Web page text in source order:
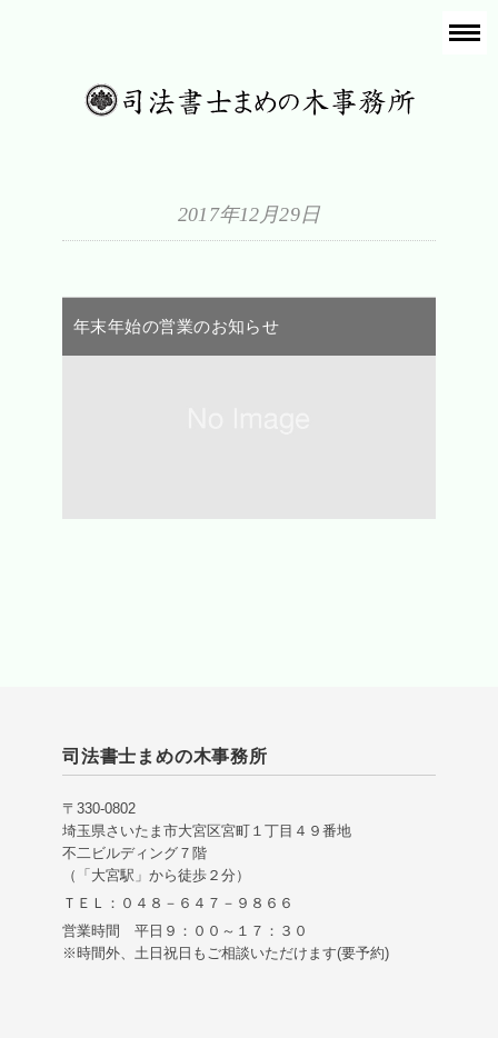
2017年12月29日
年末年始の営業のお知らせ
司法書士まめの木事務所
〒330-0802
埼玉県さいたま市大宮区宮町１丁目４９番地
不二ビルディング７階
（「大宮駅」から徒歩２分）
ＴＥＬ：０４８－６４７－９８６６
営業時間 平日９：００～１７：３０
※時間外、土日祝日もご相談いただけます(要予約)